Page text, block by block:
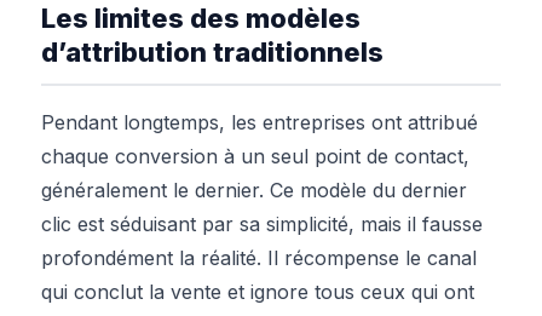
Les limites des modèles
d’attribution traditionnels
Pendant longtemps, les entreprises ont attribué
chaque conversion à un seul point de contact,
généralement le dernier. Ce modèle du dernier
clic est séduisant par sa simplicité, mais il fausse
profondément la réalité. Il récompense le canal
qui conclut la vente et ignore tous ceux qui ont